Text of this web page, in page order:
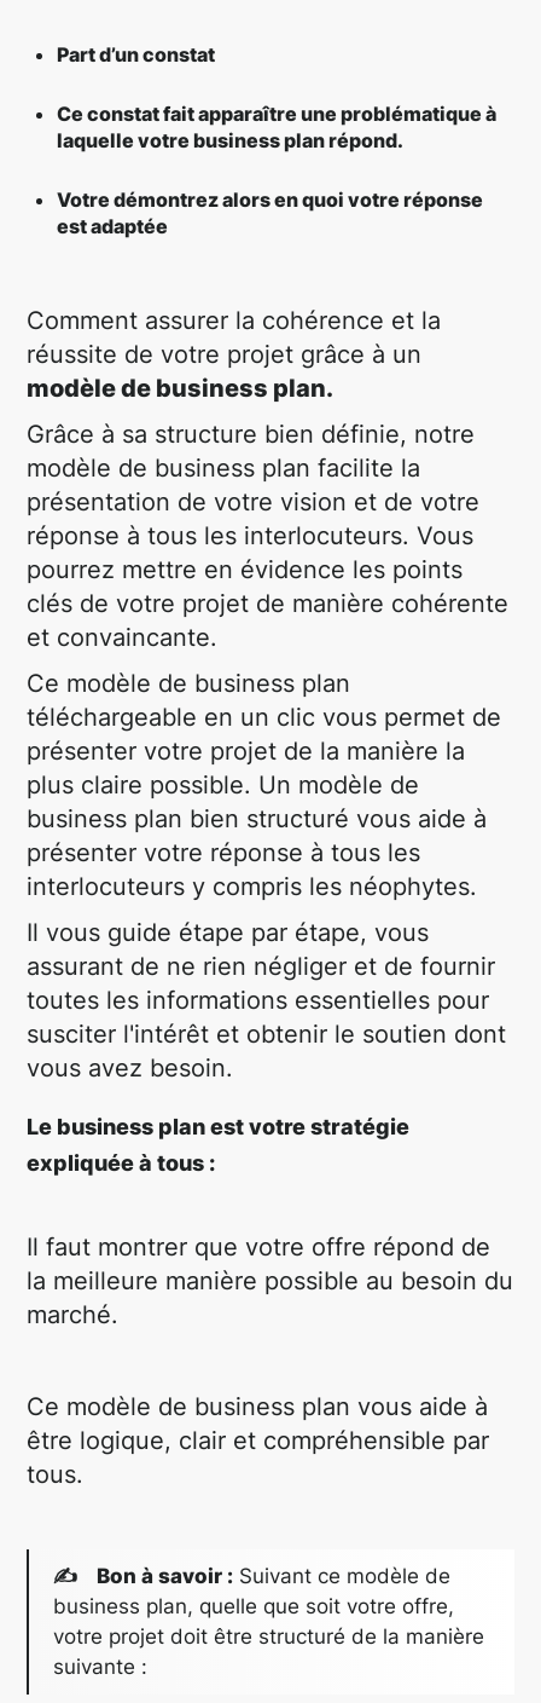
Part d’un constat
Ce constat fait apparaître une problématique à
laquelle votre business plan répond.
Votre démontrez alors en quoi votre réponse
est adaptée
Comment assurer la cohérence et la
réussite de votre projet grâce à un
modèle de business plan.
Grâce à sa structure bien définie, notre
modèle de business plan facilite la
présentation de votre vision et de votre
réponse à tous les interlocuteurs. Vous
pourrez mettre en évidence les points
clés de votre projet de manière cohérente
et convaincante.
Ce modèle de business plan
téléchargeable en un clic vous permet de
présenter votre projet de la manière la
plus claire possible. Un modèle de
business plan bien structuré vous aide à
présenter votre réponse à tous les
interlocuteurs y compris les néophytes.
Il vous guide étape par étape, vous
assurant de ne rien négliger et de fournir
toutes les informations essentielles pour
susciter l'intérêt et obtenir le soutien dont
vous avez besoin.
Le business plan est votre stratégie
expliquée à tous :
Il faut montrer que votre offre répond de
la meilleure manière possible au besoin du
marché.
Ce modèle de business plan vous aide à
être logique, clair et compréhensible par
tous.
✍ Bon à savoir : Suivant ce modèle de
business plan, quelle que soit votre offre,
votre projet doit être structuré de la manière
suivante :